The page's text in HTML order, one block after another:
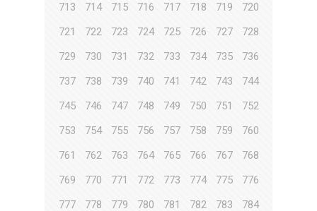
713
714 715 716 717 718 719
720
721
722 723 724 725 726 727
728
729
730 731 732 733 734 735
736
737
738 739 740 741 742 743
744
745
746 747 748 749 750 751
752
753
754 755 756 757 758 759
760
761
762 763 764 765 766 767
768
769
770 771 772 773 774 775
776
777
778 779 780 781 782 783
784